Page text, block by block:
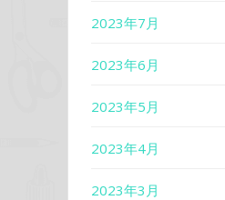
2023年7月
2023年6月
2023年5月
2023年4月
2023年3月